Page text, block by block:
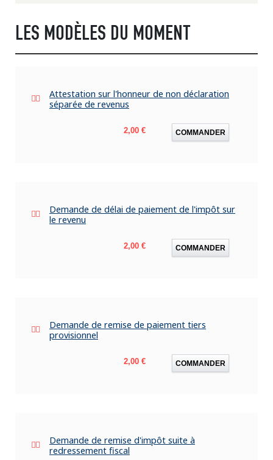
LES MODÈLES DU MOMENT
Attestation sur l'honneur de non déclaration
séparée de revenus
Prix
2,00 € COMMANDER
Demande de délai de paiement de l'impôt sur
le revenu
Prix
2,00 € COMMANDER
Demande de remise de paiement tiers
provisionnel
Prix
2,00 € COMMANDER
Demande de remise d'impôt suite à
redressement fiscal